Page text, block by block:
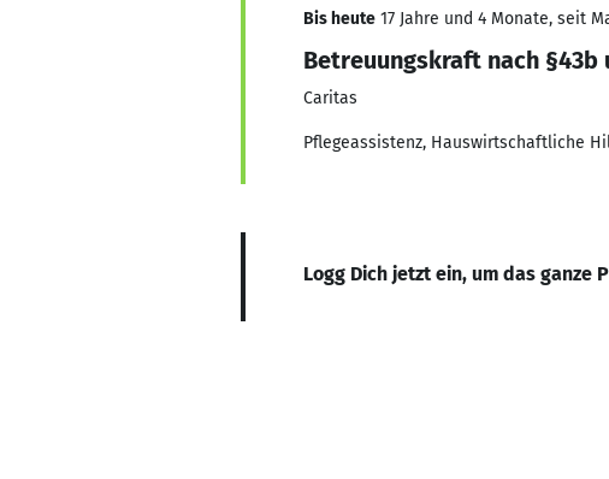
Bis heute 17 Jahre und 4 Monate, seit
Betreuungskraft nach §43b
Caritas
Pflegeassistenz, Hauswirtschaftliche
Logg Dich jetzt ein, um das ganze